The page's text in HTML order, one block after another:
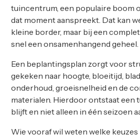
tuincentrum, een populaire boom
dat moment aanspreekt. Dat kan
kleine border, maar bij een
snel een onsamenhangend geheel.
Een beplantingsplan zorgt voor
gekeken naar hoogte, bloeitijd,
onderhoud, groeisnelheid en de
materialen. Hierdoor ontstaat een
blijft en niet alleen in één seizoen
Wie vooraf wil weten welke